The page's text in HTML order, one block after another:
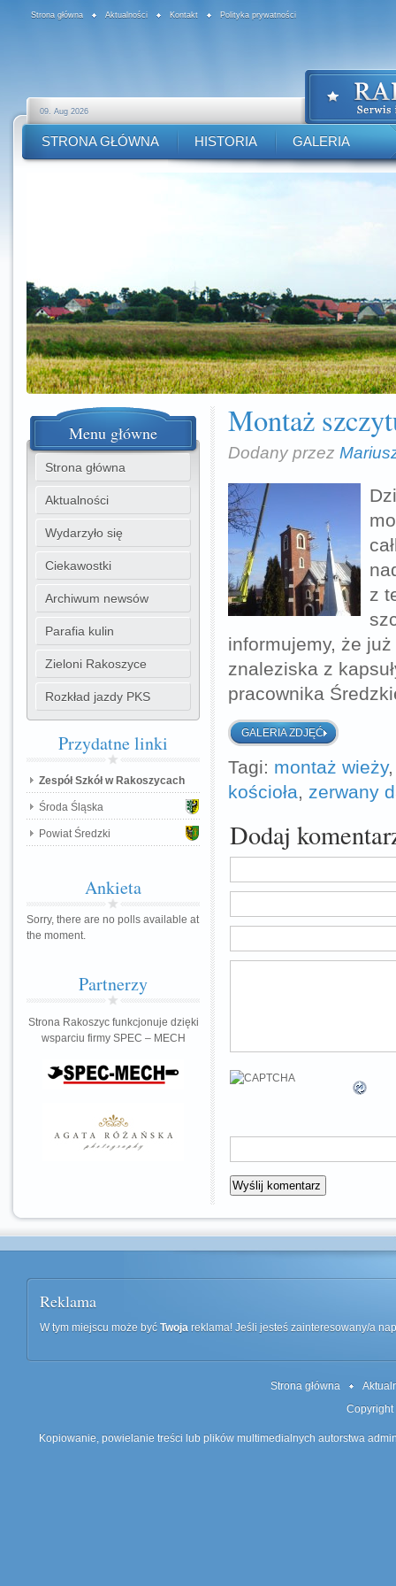
Strona główna Aktualności Kontakt Polityka prywatności
09. Aug 2026
STRONA GŁÓWNA HISTORIA GALERIA
Montaż
Dodany przez
z
informujemy, że
znaleziska z
pracownika
GALERIA ZDJĘĆ
Tagi: montaż wieży
kościoła, zerwany
Dodaj
Menu główne
Strona główna
Aktualności
Wydarzyło się
Ciekawostki
Archiwum newsów
Parafia kulin
Zieloni Rakoszyce
Rozkład jazdy PKS
Przydatnelinki
Zespół Szkół w Rakoszycach
Środa Śląska
Powiat Średzki
Ankieta
Sorry, there are no polls available at
the moment.
Partnerzy
Strona Rakoszyc funkcjonuje dzięki
wsparciu firmy SPEC – MECH
Reklama
W tym miejscu może być Twoja reklama! Jeśli jesteś zainteresowany/a
Strona główna
Kopiowanie, powielanie treści lub plików multimedialnych autorstwa